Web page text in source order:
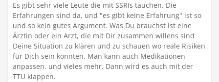
Es gibt sehr viele Leute die mit SSRIs tauchen. Die
Erfahrungen sind da, und "es gibt keine Erfahrung" ist so
und so kein gutes Argument. Was Du brauchst ist eine
Ärztin oder ein Arzt, die mit Dir zusammen willens sind
Deine Situation zu klären und zu schauen wo reale Risiken
für Dich sein könnten. Man kann auch Medikationen
anpassen, und vieles mehr. Dann wird es auch mit der
TTU klappen.